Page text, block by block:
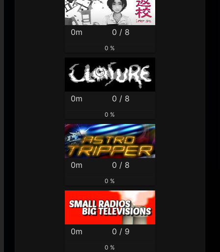
0m 0 / 8
0 %
0m 0 / 8
0 %
0m 0 / 8
0 %
0m 0 / 9
0 %